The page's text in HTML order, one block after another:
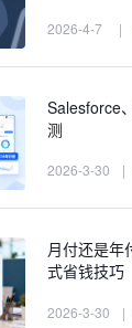
2026-4-7 |
Salesforce
测
2026-3-30 |
月付还是年
式省钱技巧
2026-3-30 |